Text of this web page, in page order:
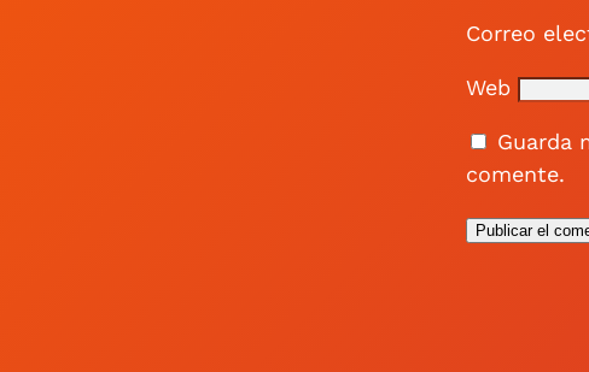
Correo
Web
Guarda
comente.